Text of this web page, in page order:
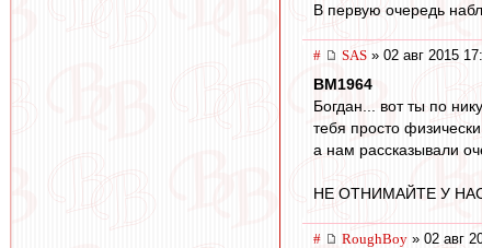
В первую очередь
# SAS » 02 авг 2015
BM1964
Богдан... вот ты по
тебя просто
а нам рассказывали
НЕ ОТНИМАЙТЕ У НАС
# RoughBoy » 02 авг